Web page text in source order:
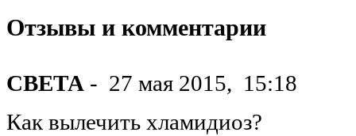
Отзывы и комментарии
СВЕТА - 27 мая 2015, 15:18
Как вылечить хламидиоз?